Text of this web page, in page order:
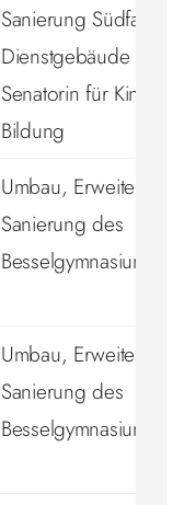
Sanierung
Dienstgebäude der
Senatorin für Kinder
Bildung
Umbau, Erweiterung
Sanierung des
Besselgymnasiums
Umbau, Erweiterung
Sanierung des
Besselgymnasiums